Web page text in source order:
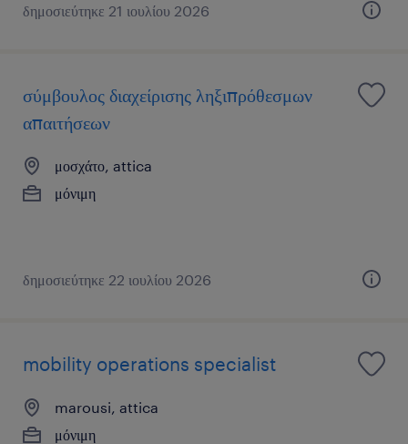
δημοσιεύτηκε 21 ιουλίου 2026
σύμβουλος διαχείρισης ληξιπρόθεσμων
απαιτήσεων
μοσχάτο, attica
μόνιμη
δημοσιεύτηκε 22 ιουλίου 2026
mobility operations specialist
marousi, attica
μόνιμη